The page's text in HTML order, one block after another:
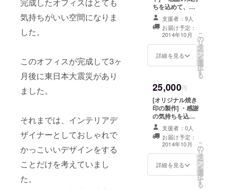
気持ちがいい空間になりま
した。
このオフィスが完成して3ヶ
月後に東日本大震災があり
ました。
それまでは、インテリアデ
ザイナーとしておしゃれで
かっこいいデザインをする
ことだけを考えていまし
た。
ちを込めて、
メッセージをお
送り致します。
・ヒノキのチェ
ア製作キットを
1set送付
支援者：9人
お届け予定：
2014年10月
詳細を見る
こ
の
リ
タ
ー
ン
を
選
択
す
る
25,000円
[オリジナル焼き
印の製作] ・感謝
の気持ちを込め
て、メッセージ
をお送り致しま
す。 ・オリジナ
ルで焼き印を製
作し、製品に押
印した上で送付
支援者：0人
お届け予定：
2014年10月
詳細を見る
こ
の
リ
タ
ー
ン
を
選
択
す
る